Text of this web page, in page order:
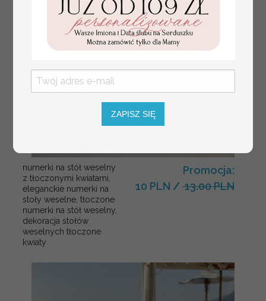
numerki na stół weselny
z tłoczonymi kwiatami,
eleganckie numerki na
stoły weselne, tłoczone
numerki na stół weselny,
dekoracja stołów
weselnych tłoczone
kwiaty
Promocja:
10 PLN / 13.00 PLN
ZAPISZ SIĘ